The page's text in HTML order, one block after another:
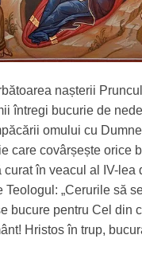
nașterii
întregi bucurie de
omului cu
care covârșește orice
în veacul al IV-lea
Teologul: „Cerurile să
bucure pentru Cel din
Hristos în trup,